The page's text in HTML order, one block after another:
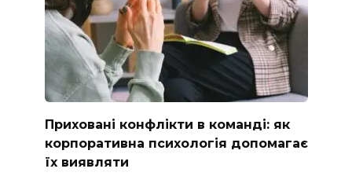
Приховані конфлікти в команді: як
корпоративна психологія допомагає
їх виявляти